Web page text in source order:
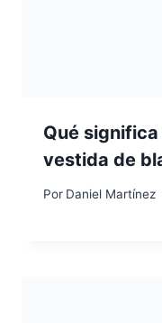
Qué
vestida de
Por Daniel Martínez